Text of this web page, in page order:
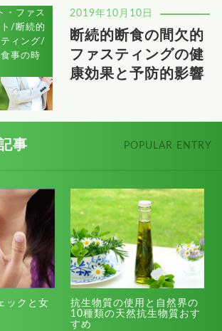
・ファス
/断続的
ィング/
事の時
2019年10月10日
断続的断食の間欠的
ファスティングの健
康効果と予防的影響
事 POPULAR ENTRY
ックと女
抗生物質の使用と自然界の
10種類の天然抗生物質おす
すめ